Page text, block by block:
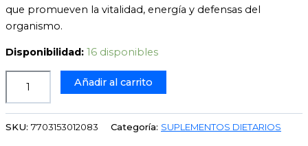
que promueven la vitalidad, energía y defensas del
organismo.
Disponibilidad: 16 disponibles
Añadir al carrito
SKU: 7703153012083 Categoría: SUPLEMENTOS DIETARIOS